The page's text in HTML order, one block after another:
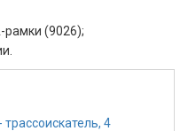
(9026);
4